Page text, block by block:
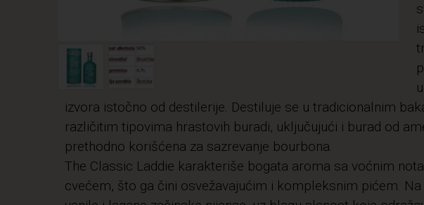
izvora istočno od destilerije. Destiluje se u tradicionalnim
različitim tipovima hrastovih buradi, uključujući i burad od
prethodno korišćena za sazrevanje bourbona.
The Classic Laddie karakteriše bogata aroma sa voćnim
cvećem, što ga čini osvežavajućim i kompleksnim pićem.